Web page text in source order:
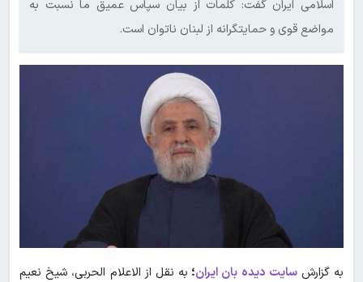
اسلامی ایران گفت: کلمات از بیان سپاس عمیق ما نسبت به
مواضع قوی و حمایتگرانه از لبنان ناتوان است.
به گزارشسایت دیده بان ایران؛ به نقل از الاعلام الحربی، شیخ نعیم